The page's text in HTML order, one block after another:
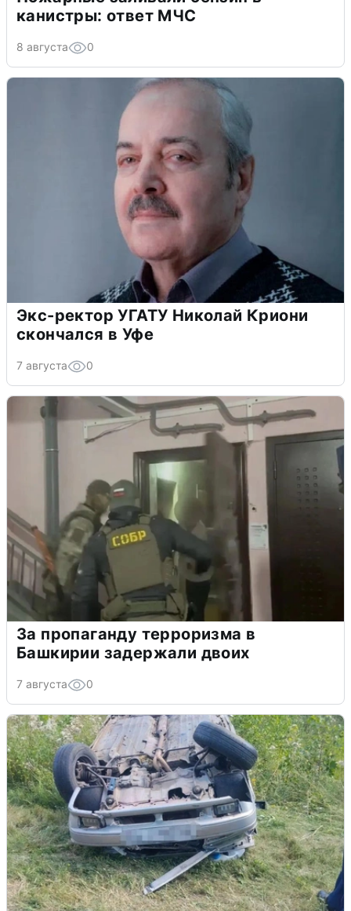
канистры: ответ МЧС
8 августа 0
Экс-ректор УГАТУ Николай Криони
скончался в Уфе
7 августа 0
За пропаганду терроризма в
Башкирии задержали двоих
7 августа 0